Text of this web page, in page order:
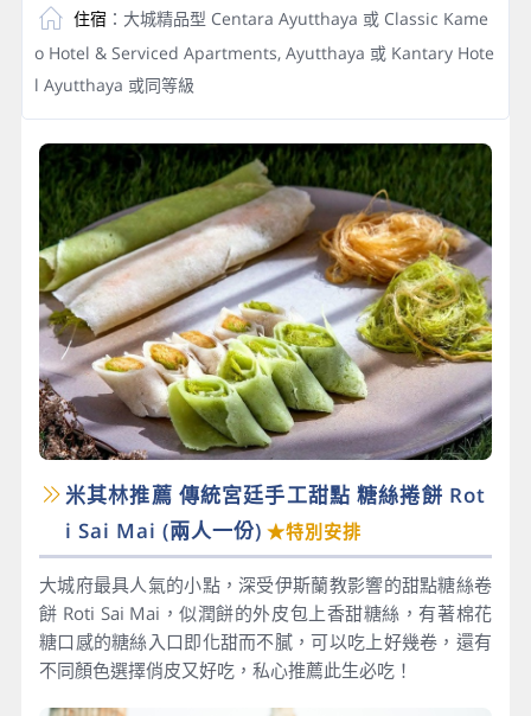
住宿 ：大城精品型 Centara Ayutthaya 或 Classic Kame
o Hotel & Serviced Apartments, Ayutthaya 或 Kantary Hote
l Ayutthaya 或同等級
米其林推薦 傳統宮廷手工甜點 糖絲捲餅 Rot
i Sai Mai​ (兩人一份) ★特別安排
大城府最具人氣的小點，深受伊斯蘭教影響的甜點糖絲卷
餅 Roti Sai Mai，似潤餅的外皮包上香甜糖絲，有著棉花
糖口感的糖絲入口即化甜而不膩，可以吃上好幾卷，還有
不同顏色選擇俏皮又好吃，私心推薦此生必吃！